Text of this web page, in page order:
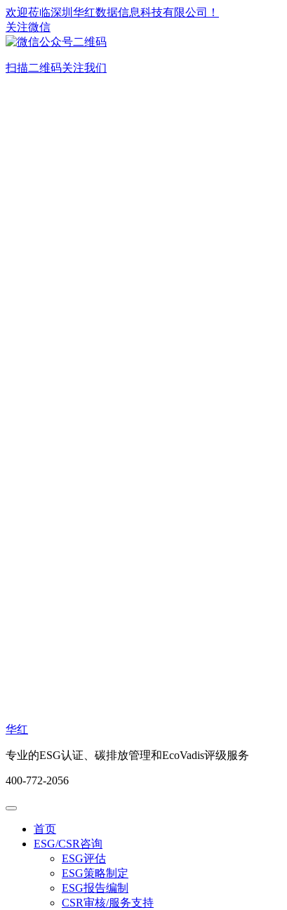
欢迎莅临深圳华红数据信息科技有限公司！
关注微信
扫描二维码关注我们
华红
专业的ESG认证、碳排放管理和EcoVadis评级服务
400-772-2056
首页
ESG/CSR咨询
ESG评估
ESG策略制定
ESG报告编制
CSR审核/服务支持